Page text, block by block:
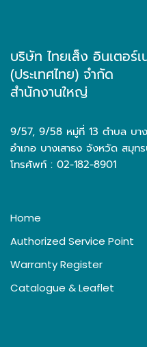
บริษัท ไทยเส็ง อินเตอร์
(ประเทศไทย) จำกัด
สำนักงานใหญ่
9/57, 9/58 หมู่ที่ 13 ตำบล บาง
อำเภอ บางเสาธง จังหวัด สมุท
โทรศัพท์ : 02-182-8901
Home
Authorized Service Point
Warranty Register
Catalogue & Leaflet